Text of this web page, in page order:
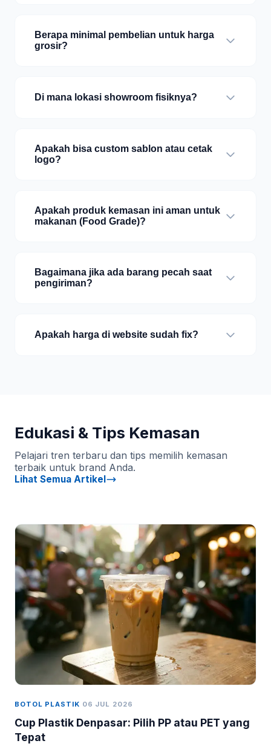
Berapa minimal pembelian untuk harga
grosir?
Di mana lokasi showroom fisiknya?
Apakah bisa custom sablon atau cetak
logo?
Apakah produk kemasan ini aman untuk
makanan (Food Grade)?
Bagaimana jika ada barang pecah saat
pengiriman?
Apakah harga di website sudah fix?
Edukasi & Tips Kemasan
Pelajari tren terbaru dan tips memilih kemasan
terbaik untuk brand Anda.
Lihat Semua Artikel
BOTOL PLASTIK 06 JUL 2026
Cup Plastik Denpasar: Pilih PP atau PET yang
Tepat